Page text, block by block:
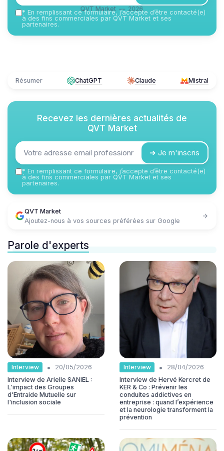
QVT Market — 2026
* En remplissant ce formulaire, j’accepte d’être contacté(e)
à des fins commerciales par QVT Market et ses
partenaires.
Résumer ChatGPT Claude Mistral
Recevez les dernières actualités de
QVT Market
➔ Je m'inscris
* En remplissant ce formulaire, j’accepte d’être contacté(e)
à des fins commerciales par QVT Market et ses
partenaires.
QVT Market
Ajoutez-nous à vos sources préférées sur Google
Parole d'experts
Interview •
20/05/2026
Interview de Arielle SANIEL :
L'impact des Groupes
d'Entraide Mutuelle sur
l'inclusion sociale
Interview •
28/04/2026
Interview de Hervé Kercret de
KER & Co : Prévenir les
conduites addictives en
entreprise : quand l’expérience
et la neurologie transforment la
prévention